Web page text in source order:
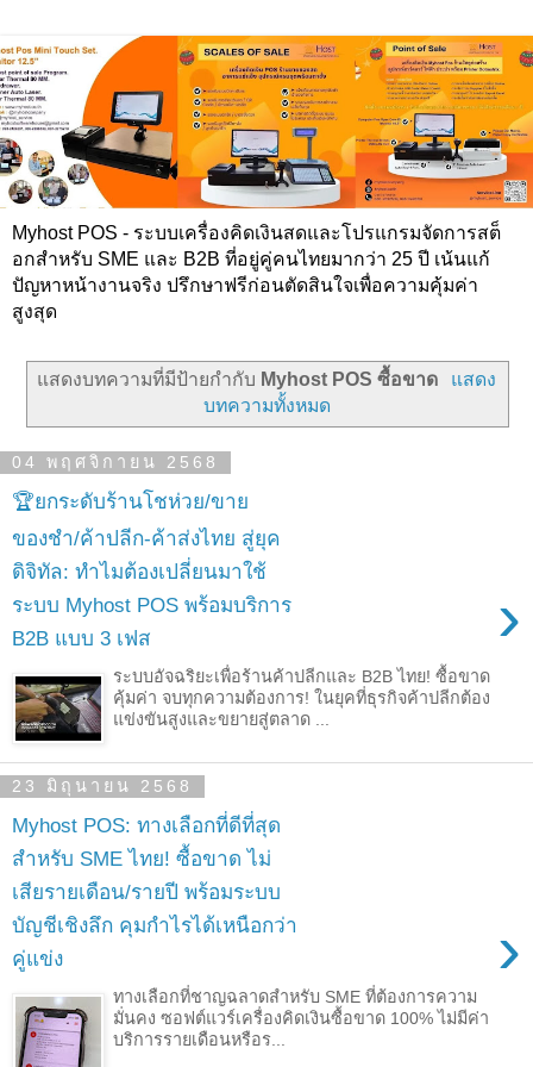
Myhost POS - ระบบเครื่องคิดเงินสดและโปรแกรมจัดการสต็
อกสำหรับ SME และ B2B ที่อยู่คู่คนไทยมากว่า 25 ปี เน้นแก้
ปัญหาหน้างานจริง ปรึกษาฟรีก่อนตัดสินใจเพื่อความคุ้มค่า
สูงสุด
แสดงบทความที่มีป้ายกำกับ Myhost POS ซื้อขาด
แสดง
บทความทั้งหมด
04 พฤศจิกายน 2568
🏆ยกระดับร้านโชห่วย/ขาย
ของชำ/ค้าปลีก-ค้าส่งไทย สู่ยุค
ดิจิทัล: ทำไมต้องเปลี่ยนมาใช้
ระบบ Myhost POS พร้อมบริการ
B2B แบบ 3 เฟส
›
ระบบอัจฉริยะเพื่อร้านค้าปลีกและ B2B ไทย! ซื้อขาด
คุ้มค่า จบทุกความต้องการ! ในยุคที่ธุรกิจค้าปลีกต้อง
แข่งขันสูงและขยายสู่ตลาด ...
23 มิถุนายน 2568
Myhost POS: ทางเลือกที่ดีที่สุด
สำหรับ SME ไทย! ซื้อขาด ไม่
เสียรายเดือน/รายปี พร้อมระบบ
บัญชีเชิงลึก คุมกำไรได้เหนือกว่า
คู่แข่ง
›
ทางเลือกที่ชาญฉลาดสำหรับ SME ที่ต้องการความ
มั่นคง ซอฟต์แวร์เครื่องคิดเงินซื้อขาด 100% ไม่มีค่า
บริการรายเดือนหรือร...